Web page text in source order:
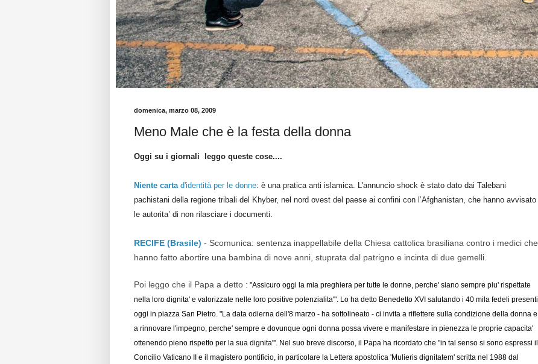
domenica, marzo 08, 2009
Meno Male che è la festa della donna
Oggi su i giornali leggo queste cose....
Niente carta d'identità per le donne: è una pratica anti islamica. L'annuncio shock è stato dato dai Talebani
pachistani della regione tribali del Khyber, nel nord ovest del paese ai confini con l’Afghanistan, che hanno avvisato
le autorita’ di non rilasciare i documenti.
RECIFE (Brasile) - Scomunica: sentenza inappellabile della Chiesa cattolica brasiliana contro i medici che
hanno fatto abortire una bambina di nove anni, stuprata dal patrigno e incinta di due gemelli.
Poi leggo che il Papa a detto : "Assicuro oggi la mia preghiera per tutte le donne, perche' siano sempre piu' rispettate
nella loro dignita' e valorizzate nelle loro positive potenzialita'". Lo ha detto Benedetto XVI salutando i 40 mila fedeli presenti
oggi in piazza San Pietro. "La data odierna dell'8 marzo - ha sottolineato - ci invita a riflettere sulla condizione della donna e
a rinnovare l'impegno, perche' sempre e dovunque ogni donna possa vivere e manifestare in pienezza le proprie capacita'
ottenendo pieno rispetto per la sua dignita"'. Nel suo breve discorso, il Papa ha ricordato che "in tal senso si sono espressi il
Concilio Vaticano II e il magistero pontificio, in particolare la Lettera apostolica 'Mulieris dignitatem' scritta nel 1988 dal